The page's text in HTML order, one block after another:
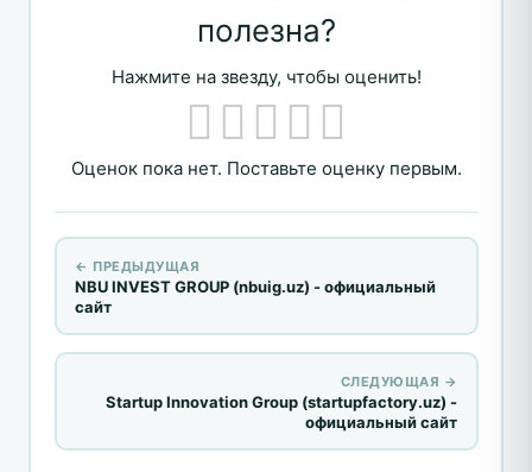
полезна?
Нажмите на звезду, чтобы оценить!
Оценок пока нет. Поставьте оценку первым.
← ПРЕДЫДУЩАЯ
NBU INVEST GROUP (nbuig.uz) - официальный
сайт
СЛЕДУЮЩАЯ →
Startup Innovation Group (startupfactory.uz) -
официальный сайт